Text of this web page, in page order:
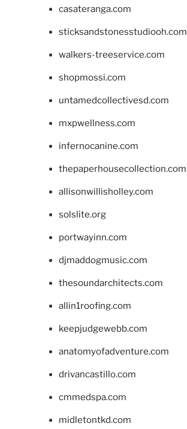
casateranga.com
sticksandstonesstudiooh.com
walkers-treeservice.com
shopmossi.com
untamedcollectivesd.com
mxpwellness.com
infernocanine.com
thepaperhousecollection.com
allisonwillisholley.com
solslite.org
portwayinn.com
djmaddogmusic.com
thesoundarchitects.com
allin1roofing.com
keepjudgewebb.com
anatomyofadventure.com
drivancastillo.com
cmmedspa.com
midletontkd.com